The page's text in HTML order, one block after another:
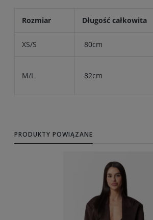
Rozmiar Długość całkowita
XS/S 80cm
M/L 82cm
PRODUKTY POWIĄZANE